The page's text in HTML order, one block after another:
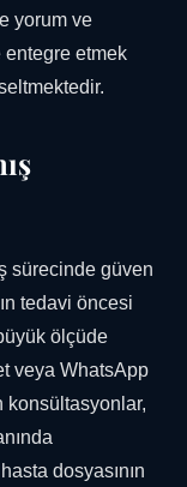
yorum ve
entegre etmek
sürecinde güven
tedavi öncesi
ölçüde
veya WhatsApp
konsültasyonlar,
dosyasının